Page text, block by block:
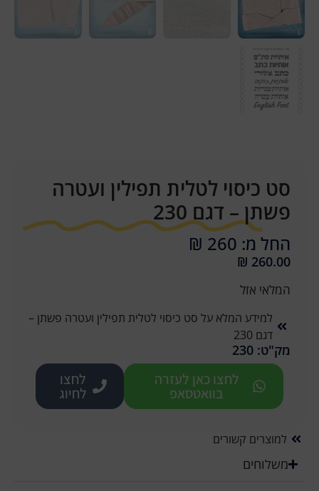
סט כיסוי לטלית תפילין ועטרה
פשתן – דגם 230
החל מ: 260 ₪
₪ 260.00
המלאי אזל
למידע המלא על סט כיסוי לטלית תפילין ועטרה פשתן –
דגם 230
מק"ט: 230
לחצו כאן לעזרה
בוואטסאפ
לחצו
לחיוג
למוצרים קשורים
משלוחים